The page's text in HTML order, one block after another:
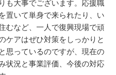
も大事でございます。応援職
置いて単身で来られたり、い
むなど、一人で復興現場で頑
ケアはぜひ対策をしっかりと
思っているのですが、現在の
状況と事業評価、今後の対応